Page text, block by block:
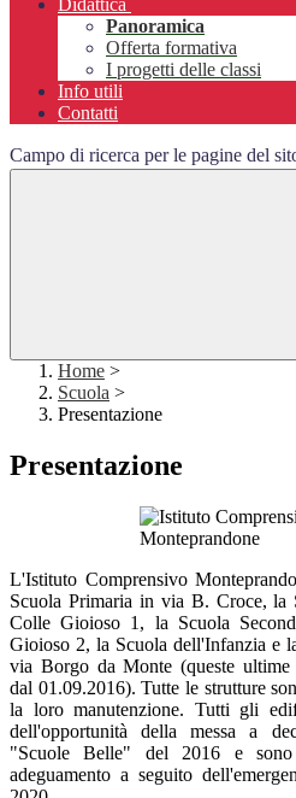
Didattica
Panoramica
Offerta formativa
I progetti delle classi
Info utili
Contatti
Campo di ricerca per le pagine del
Home >
Scuola >
Presentazione
Presentazione
L'Istituto Comprensivo
Scuola Primaria in via B. Croce, la
Colle Gioioso 1, la Scuola
Gioioso 2, la Scuola dell'Infanzia e
via Borgo da Monte (queste ultime
dal 01.09.2016). Tutte le strutture
la loro manutenzione. Tutti gli
dell'opportunità della messa a
"Scuole Belle" del 2016 e
adeguamento a seguito